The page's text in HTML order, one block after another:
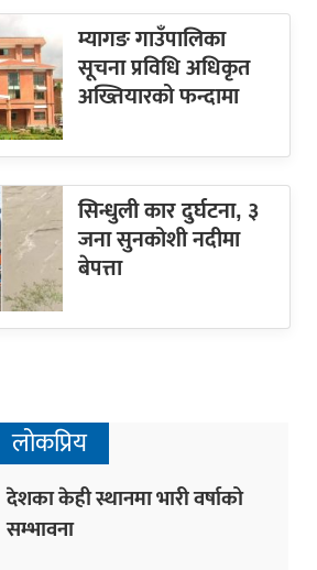
म्यागङ गाउँपालिका
सूचना प्रविधि अधिकृत
अख्तियारको फन्दामा
सिन्धुली कार दुर्घटना, ३
जना सुनकोशी नदीमा
बेपत्ता
लोकप्रिय
देशका केही स्थानमा भारी वर्षाको
सम्भावना